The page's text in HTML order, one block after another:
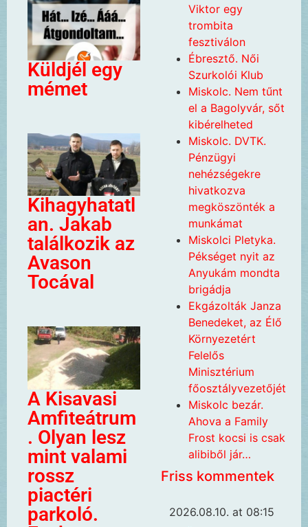
Küldjél egy
mémet
Kihagyhatatl
an. Jakab
találkozik az
Avason
Tocával
A Kisavasi
Amfiteátrum
. Olyan lesz
mint valami
rossz
piactéri
parkoló.
Viktor egy
trombita
fesztiválon
Ébresztő. Női
Szurkolói Klub
Miskolc. Nem tűnt
el a Bagolyvár, sőt
kibérelheted
Miskolc. DVTK.
Pénzügyi
nehézségekre
hivatkozva
megköszönték a
munkámat
Miskolci Pletyka.
Pékséget nyit az
Anyukám mondta
brigádja
Ekgázolták Janza
Benedeket, az Élő
Környezetért
Felelős
Minisztérium
főosztályvezetőjét
Miskolc bezár.
Ahova a Family
Frost kocsi is csak
alibiből jár…
Friss kommentek
2026.08.10. at 08:15